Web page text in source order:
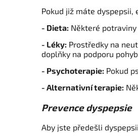
Pokud již máte
- Dieta: Některé
- Léky: Prostředky na
doplňky na podporu
- Psychoterapie: Pokud
- Alternativní terapie:
Prevence dyspepsie
Aby jste předešli